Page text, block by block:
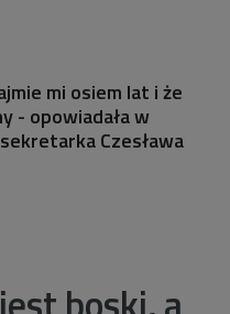
mi osiem lat i że
- opowiadała w
Czesława